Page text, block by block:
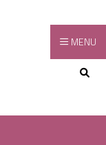
Hoofdmenu
MENU